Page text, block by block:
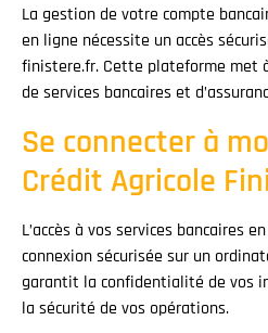
La gestion de votre compte
en ligne nécessite un accès
finistere.fr. Cette plateforme met
de services bancaires et
Se connecter à
Crédit Agricole
L’accès à vos services bancaires
connexion sécurisée sur un
garantit la confidentialité de vos
la sécurité de vos opérations.